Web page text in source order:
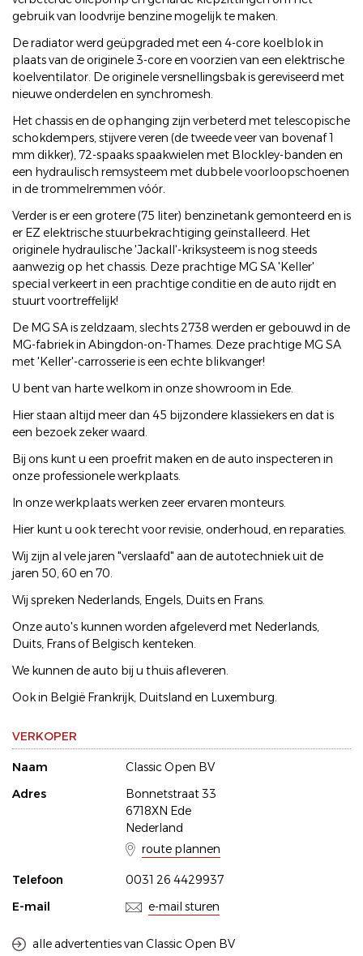
gebruik van loodvrije benzine mogelijk te maken.
De radiator werd geüpgraded met een 4-core koelblok in
plaats van de originele 3-core en voorzien van een elektrische
koelventilator. De originele versnellingsbak is gereviseerd met
nieuwe onderdelen en synchromesh.
Het chassis en de ophanging zijn verbeterd met telescopische
schokdempers, stijvere veren (de tweede veer van bovenaf 1
mm dikker), 72-spaaks spaakwielen met Blockley-banden en
een hydraulisch remsysteem met dubbele voorloopschoenen
in de trommelremmen vóór.
Verder is er een grotere (75 liter) benzinetank gemonteerd en is
er EZ elektrische stuurbekrachtiging geïnstalleerd. Het
originele hydraulische 'Jackall'-kriksysteem is nog steeds
aanwezig op het chassis. Deze prachtige MG SA 'Keller'
special verkeert in een prachtige conditie en de auto rijdt en
stuurt voortreffelijk!
De MG SA is zeldzaam, slechts 2738 werden er gebouwd in de
MG-fabriek in Abingdon-on-Thames. Deze prachtige MG SA
met 'Keller'-carrosserie is een echte blikvanger!
U bent van harte welkom in onze showroom in Ede.
Hier staan altijd meer dan 45 bijzondere klassiekers en dat is
een bezoek zeker waard.
Bij ons kunt u een proefrit maken en de auto inspecteren in
onze professionele werkplaats.
In onze werkplaats werken zeer ervaren monteurs.
Hier kunt u ook terecht voor revisie, onderhoud, en reparaties.
Wij zijn al vele jaren "verslaafd" aan de autotechniek uit de
jaren 50, 60 en 70.
Wij spreken Nederlands, Engels, Duits en Frans.
Onze auto's kunnen worden afgeleverd met Nederlands,
Duits, Frans of Belgisch kenteken.
We kunnen de auto bij u thuis afleveren.
Ook in België Frankrijk, Duitsland en Luxemburg.
VERKOPER
Naam
Classic Open BV
Adres
Bonnetstraat 33
6718XN Ede
Nederland
route plannen
Telefoon
0031 26 4429937
E-mail
e-mail sturen
alle advertenties van Classic Open BV